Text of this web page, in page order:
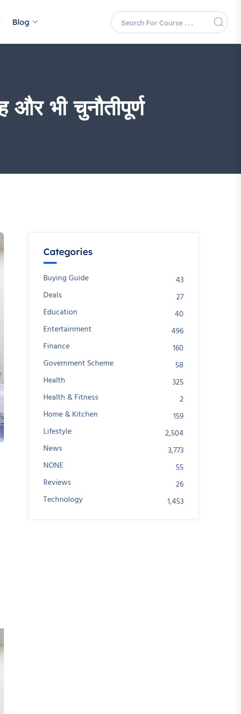
Blog
और भी चुनौतीपूर्ण
Categories
Buying Guide
43
Deals
27
Education
40
Entertainment
496
Finance
160
Government Scheme
58
Health
325
Health & Fitness
2
Home & Kitchen
159
Lifestyle
2,504
News
3,773
NONE
55
Reviews
26
Technology
1,453